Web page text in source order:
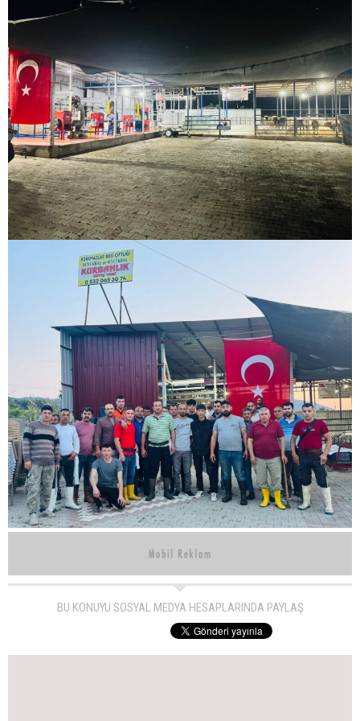
BU KONUYU SOSYAL MEDYA HESAPLARINDA PAYLAŞ